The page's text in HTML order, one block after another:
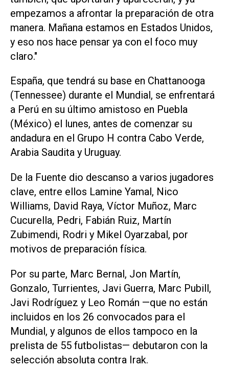
‌empezamos a afrontar la preparación de otra
‌manera. Mañana estamos en Estados Unidos,
y eso nos hace ⁠pensar ya con el foco muy
claro."
España, que tendrá su base en Chattanooga
(Tennessee) durante el Mundial, se enfrentará
a Perú en su último amistoso en Puebla
(México) el lunes, antes de comenzar su
andadura en el ​Grupo H ‌contra Cabo Verde,
Arabia Saudita y Uruguay.
De la Fuente dio descanso a varios jugadores
clave, entre ellos Lamine Yamal, Nico
Williams, David Raya, Víctor Muñoz, Marc
Cucurella, Pedri, Fabián Ruiz, Martín
Zubimendi, Rodri y Mikel Oyarzabal, por
motivos de preparación ⁠física.
Por su parte, Marc Bernal, Jon Martín,
Gonzalo, Turrientes, Javi Guerra, Marc Pubill,
Javi Rodríguez y Leo Román —que no están
incluidos en los 26 convocados para el
Mundial, y algunos de ellos tampoco en la
prelista de 55 futbolistas— debutaron con la
selección absoluta contra Irak.